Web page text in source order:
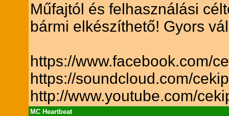
Műfajtól és felhasználási
bármi elkészíthető! Gyors
https://www.facebook.com/
https://soundcloud.com/
http://www.youtube.com/
MC Heartbeat